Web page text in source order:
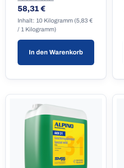
Inhalt: 10 Kilogramm (5,83 €
/ 1 Kilogramm)
Regulärer Preis:
58,31 €
In den Warenkorb